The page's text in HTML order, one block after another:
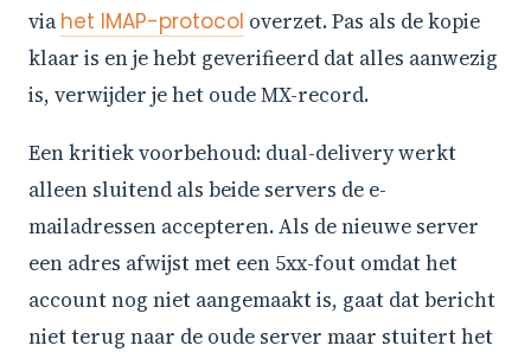
via het IMAP-protocol overzet. Pas als de kopie
klaar is en je hebt geverifieerd dat alles aanwezig
is, verwijder je het oude MX-record.
Een kritiek voorbehoud: dual-delivery werkt
alleen sluitend als beide servers de e-
mailadressen accepteren. Als de nieuwe server
een adres afwijst met een 5xx-fout omdat het
account nog niet aangemaakt is, gaat dat bericht
niet terug naar de oude server maar stuitert het